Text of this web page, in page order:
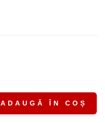
ADAUGĂ ÎN COȘ